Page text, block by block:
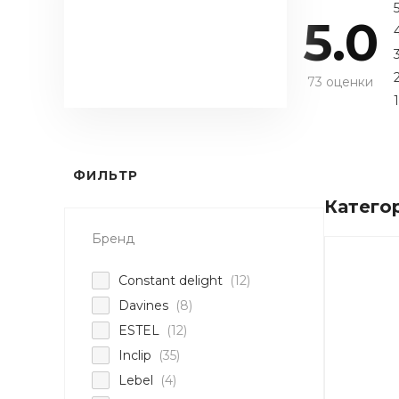
5.0
73 оценки
5
3
1
ФИЛЬТР
Бренд
Constant delight (12)
Davines (8)
ESTEL
(12)
Inclip
(35)
Lebel
(4)